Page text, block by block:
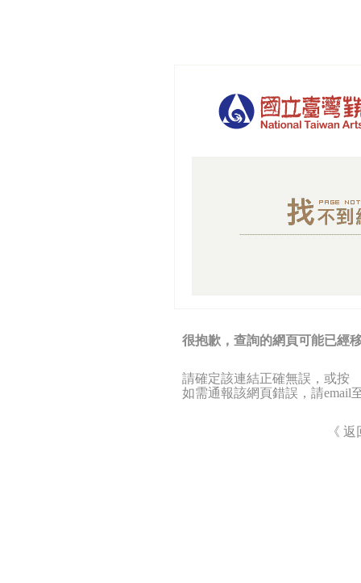
很抱歉，查詢的網頁可能已經
請確定該連結正確無誤，或按
如需通報該網頁錯誤，請email
《